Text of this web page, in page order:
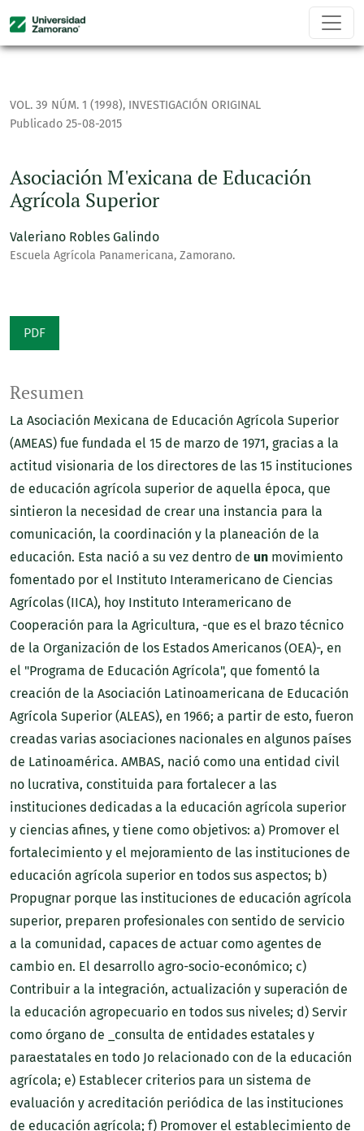
Asociación M'exicana de Educación Agrícola Superior
VOL. 39 NÚM. 1 (1998), INVESTIGACIÓN ORIGINAL
Asociación M'exicana de Educación
Agrícola Superior
Publicado 25-08-2015
Valeriano Robles Galindo
Escuela Agrícola Panamericana, Zamorano.
PDF
Resumen
La Asociación Mexicana de Educación Agrícola Superior
(AMEAS) fue fundada el 15 de marzo de 1971, gracias a la
actitud visionaria de los directores de las 15 instituciones
de educación agrícola superior de aquella época, que
sintieron la necesidad de crear una instancia para la
comunicación, la coordinación y la planeación de la
educación. Esta nació a su vez dentro de un movimiento
fomentado por el Instituto Interamericano de Ciencias
Agrícolas (IICA), hoy Instituto Interamericano de
Cooperación para la Agricultura, -que es el brazo técnico
de la Organización de los Estados Americanos (OEA)-, en
el "Programa de Educación Agrícola", que fomentó la
creación de la Asociación Latinoamericana de Educación
Agrícola Superior (ALEAS), en 1966; a partir de esto, fueron
creadas varias asociaciones nacionales en algunos países
de Latinoamérica. AMBAS, nació como una entidad civil
no lucrativa, constituida para fortalecer a las
instituciones dedicadas a la educación agrícola superior
y ciencias afines, y tiene como objetivos: a) Promover el
fortalecimiento y el mejoramiento de las instituciones de
educación agrícola superior en todos sus aspectos; b)
Propugnar porque las instituciones de educación agrícola
superior, preparen profesionales con sentido de servicio
a la comunidad, capaces de actuar como agentes de
cambio en. El desarrollo agro-socio-económico; c)
Contribuir a la integración, actualización y superación de
la educación agropecuario en todos sus niveles; d) Servir
como órgano de _consulta de entidades estatales y
paraestatales en todo Jo relacionado con de la educación
agrícola; e) Establecer criterios para un sistema de
evaluación y acreditación periódica de las instituciones
de educación agrícola; f) Promover el establecimiento de